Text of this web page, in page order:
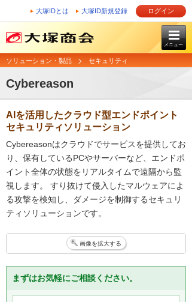
大塚IDとは 大塚ID新規登録 ログイン
メニュー
ソリューション・製品 セキュリティ
Cybereason
AIを活用したクラウド型エンドポイント
セキュリティソリューション
Cybereasonはクラウドでサービスを提供してお
り、保有しているPCやサーバーなど、エンドポ
イント全体の状態をリアルタイムで遠隔から監
視します。 すり抜けて侵入したマルウェアによ
る攻撃を検知し、ダメージを制御するセキュリ
ティソリューションです。
画像を拡大する
まずはお気軽にご相談ください。